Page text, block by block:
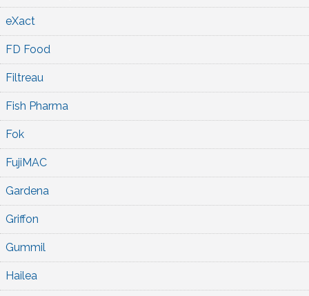
eXact
FD Food
Filtreau
Fish Pharma
Fok
FujiMAC
Gardena
Griffon
Gummil
Hailea